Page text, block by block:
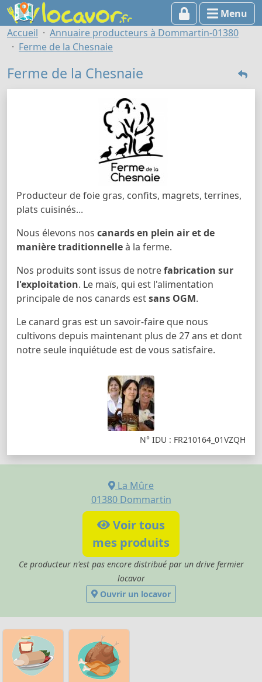
Menu
Accueil
Annuaire producteurs à Dommartin-01380
Ferme de la Chesnaie
Ferme de la Chesnaie
Producteur de foie gras, confits, magrets, terrines,
plats cuisinés...
Nous élevons nos canards en plein air et de
manière traditionnelleà la ferme.
Nos produits sont issus de notrefabrication sur
l'exploitation. Le maïs, qui est l'alimentation
principale de nos canards estsans OGM.
Le canard gras est un savoir-faire que nous
cultivons depuis maintenant plus de 27 ans et dont
notre seule inquiétude est de vous satisfaire.
N° IDU : FR210164_01VZQH
La Mûre
01380 Dommartin
Voir tous
mes produits
Ce producteur n'est pas encore distribué par un drive fermier
locavor
Ouvrir un locavor